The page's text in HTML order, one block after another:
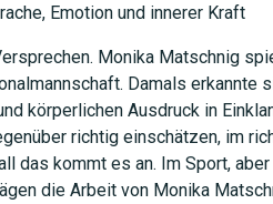
Emotion und innerer Kraft
Monika Matschnig
Damals erkannte
körperlichen Ausdruck in
richtig einschätzen, im
das kommt es an. Im Sport,
die Arbeit von Monika